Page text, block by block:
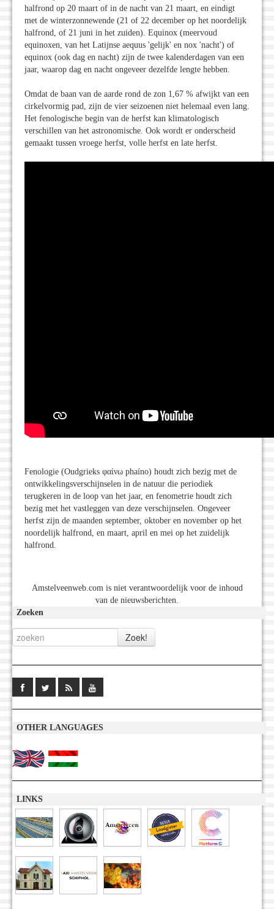
halfrond op 20 maart of in de nacht van 21 maart, en eindigt
met de winterzonnewende (21 of 22 december op het noordelijk
halfrond, of 21 juni in het zuiden). Equinox (meervoud
equinoxen, van het Latijnse aequus 'gelijk' en nox 'nacht') of
equinox (ook dag en nacht) zijn de twee kalenderdagen van een
jaar, waarop dag en nacht ongeveer dezelfde lengte hebben.
Omdat de baan van de aarde rond de zon 1,67 % afwijkt van een
cirkelvormig pad, zijn de vier seizoenen niet helemaal even lang.
Het fenologische begin van de herfst kan klimatologisch
verschillen van het astronomische. Ook wordt er onderscheid
gemaakt tussen vroege herfst, volle herfst en late herfst.
Fenologie (Oudgrieks φαίνω phaíno) houdt zich bezig met de
ontwikkelingsverschijnselen in de natuur die periodiek
terugkeren in de loop van het jaar, en fenometrie houdt zich
bezig met het vastleggen van deze verschijnselen. Ongeveer
herfst zijn de maanden september, oktober en november op het
noordelijk halfrond, en maart, april en mei op het zuidelijk
halfrond.
Amstelveenweb.com is niet verantwoordelijk voor de inhoud
van de nieuwsberichten.
Zoeken
OTHER LANGUAGES
LINKS